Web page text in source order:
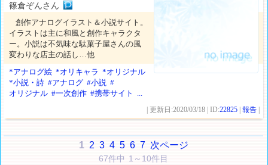
篠倉ぞんさん
創作アナログイラスト＆小説サイト。
イラストは主に和風と創作キャラクタ
ー。小説は不気味な駄菓子屋さんの風
変わりな店主の話し…他
*アナログ絵 *オリキャラ *オリジナル
*小説・詩 #アナログ #小説 #
オリジナル #一次創作 #携帯サイト ...
| 更新日:2020/03/18 | ID:22825 |報告
1 2 3 4 5 6 7 次ページ
67件中 1～10件目